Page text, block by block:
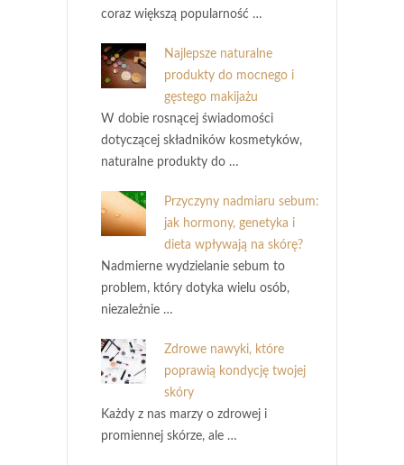
coraz większą popularność …
Najlepsze naturalne
produkty do mocnego i
gęstego makijażu
W dobie rosnącej świadomości
dotyczącej składników kosmetyków,
naturalne produkty do …
Przyczyny nadmiaru sebum:
jak hormony, genetyka i
dieta wpływają na skórę?
Nadmierne wydzielanie sebum to
problem, który dotyka wielu osób,
niezależnie …
Zdrowe nawyki, które
poprawią kondycję twojej
skóry
Każdy z nas marzy o zdrowej i
promiennej skórze, ale …